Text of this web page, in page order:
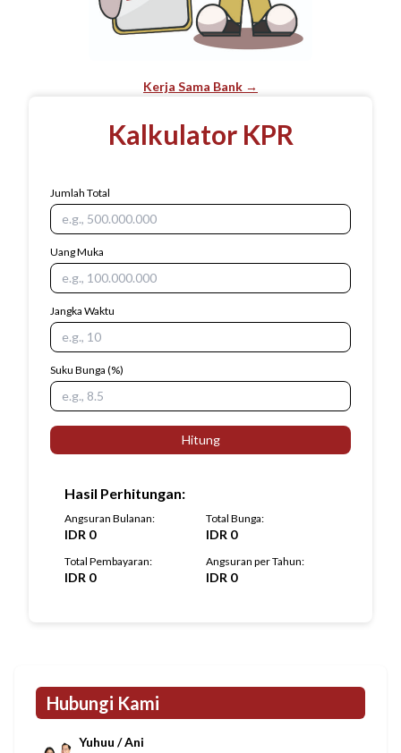
Kerja Sama Bank →
Kalkulator KPR
Jumlah Total
Uang Muka
Jangka Waktu
Suku Bunga (%)
Hitung
Hasil Perhitungan:
Angsuran Bulanan:
IDR 0
Total Bunga:
IDR 0
Total Pembayaran:
IDR 0
Angsuran per Tahun:
IDR 0
Hubungi Kami
Yuhuu / Ani